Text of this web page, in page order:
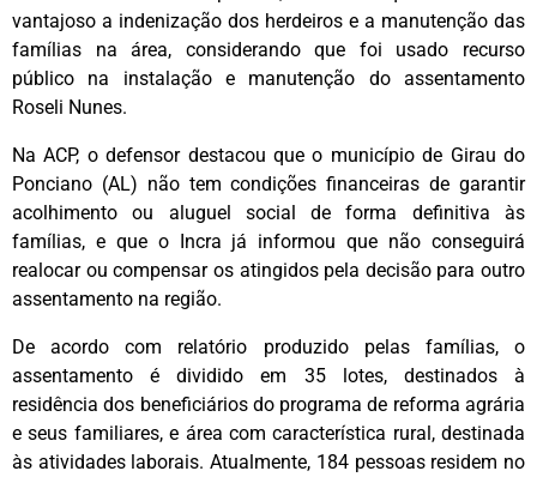
vantajoso a indenização dos herdeiros e a manutenção das
famílias na área, considerando que foi usado recurso
público na instalação e manutenção do assentamento
Roseli Nunes.
Na ACP, o defensor destacou que o município de Girau do
Ponciano (AL) não tem condições financeiras de garantir
acolhimento ou aluguel social de forma definitiva às
famílias, e que o Incra já informou que não conseguirá
realocar ou compensar os atingidos pela decisão para outro
assentamento na região.
De acordo com relatório produzido pelas famílias, o
assentamento é dividido em 35 lotes, destinados à
residência dos beneficiários do programa de reforma agrária
e seus familiares, e área com característica rural, destinada
às atividades laborais. Atualmente, 184 pessoas residem no